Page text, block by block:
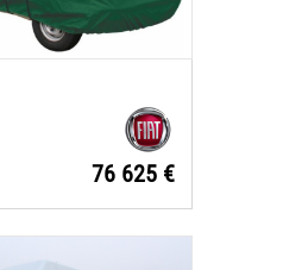
76 625 €